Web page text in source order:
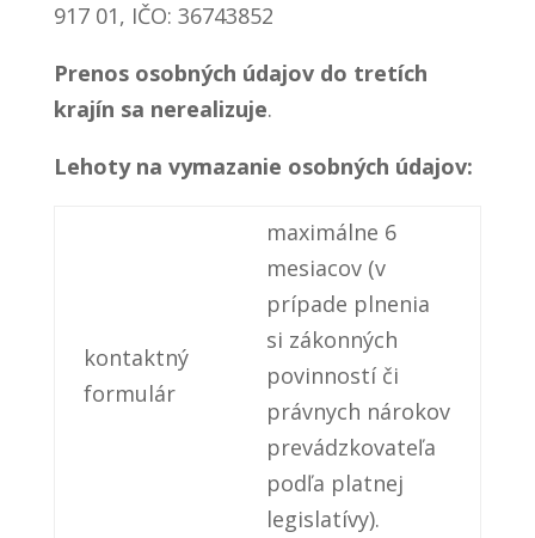
917 01, IČO: 36743852
Prenos osobných údajov do tretích
krajín sa nerealizuje.
Lehoty na vymazanie osobných údajov:
kontaktný
formulár
maximálne 6
mesiacov (v
prípade plnenia
si zákonných
povinností či
právnych nárokov
prevádzkovateľa
podľa platnej
legislatívy).